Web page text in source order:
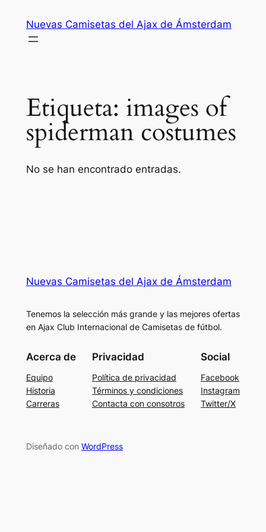
contenido
Nuevas Camisetas del Ajax de Ámsterdam
Etiqueta: images of
spiderman costumes
No se han encontrado entradas.
Nuevas Camisetas del Ajax de Ámsterdam
Tenemos la selección más grande y las mejores ofertas
en Ajax Club Internacional de Camisetas de fútbol.
Acerca de
Equipo
Historia
Carreras
Privacidad
Política de privacidad
Términos y condiciones
Contacta con consotros
Social
Facebook
Instagram
Twitter/X
Diseñado con WordPress